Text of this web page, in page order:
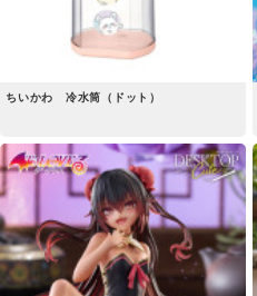
ちいかわ 冷水筒（ドット）